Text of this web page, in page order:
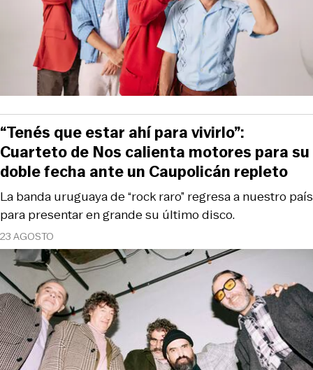
23 AGOSTO
La banda uruguaya de “rock raro” regresa a nuestro país
para presentar en grande su último disco.
“Tenés que estar ahí para vivirlo”:
Cuarteto de Nos calienta motores para su
doble fecha ante un Caupolicán repleto